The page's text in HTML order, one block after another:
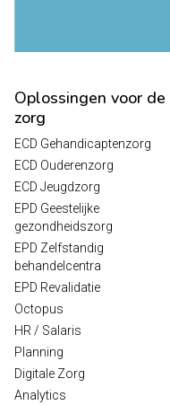
Oplossingen voor de
zorg
ECD Gehandicaptenzorg
ECD Ouderenzorg
ECD Jeugdzorg
EPD Geestelijke
gezondheidszorg
EPD Zelfstandig
behandelcentra
EPD Revalidatie
Octopus
HR / Salaris
Planning
Digitale Zorg
Analytics